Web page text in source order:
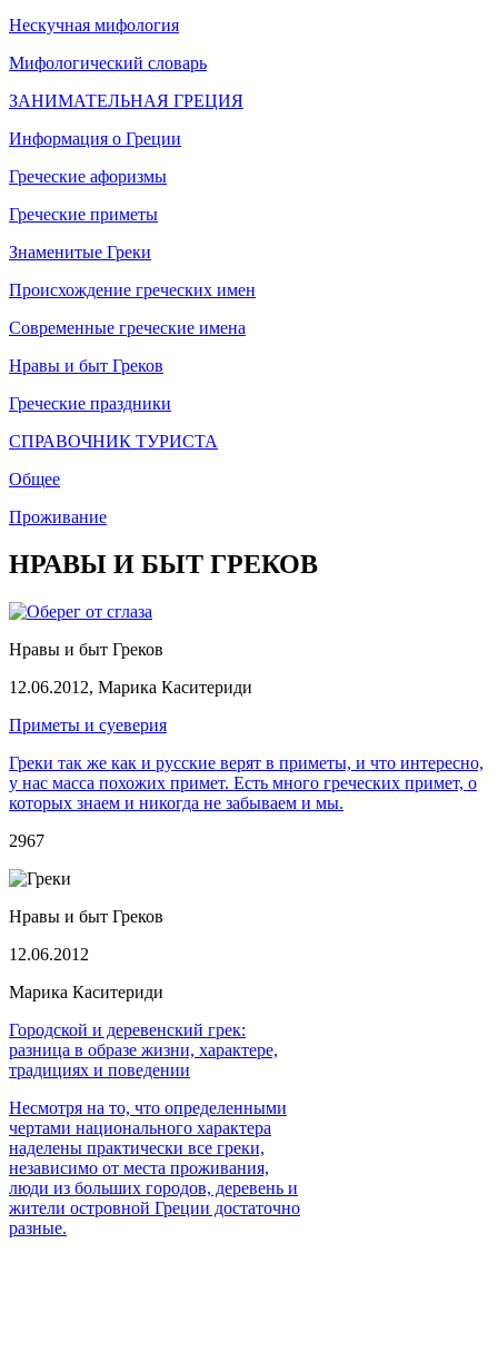
Нескучная мифология
Мифологический словарь
ЗАНИМАТЕЛЬНАЯ ГРЕЦИЯ
Информация о Греции
Греческие афоризмы
Греческие приметы
Знаменитые Греки
Происхождение греческих имен
Современные греческие имена
Нравы и быт Греков
Греческие праздники
СПРАВОЧНИК ТУРИСТА
Общее
Проживание
НРАВЫ И БЫТ ГРЕКОВ
Нравы и быт Греков
12.06.2012, Марика Каситериди
Приметы и суеверия
Греки так же как и русские верят в приметы, и что интересно,
у нас масса похожих примет. Есть много греческих примет, о
которых знаем и никогда не забываем и мы.
2967
Нравы и быт Греков
12.06.2012
Марика Каситериди
Городской и деревенский грек:
разница в образе жизни, характере,
традициях и поведении
Несмотря на то, что определенными
чертами национального характера
наделены практически все греки,
независимо от места проживания,
люди из больших городов, деревень и
жители островной Греции достаточно
разные.